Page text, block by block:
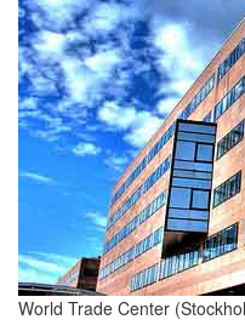
World Trade Center